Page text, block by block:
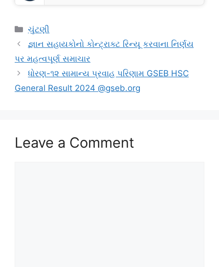
Categories
ચુંટણી
જ્ઞાન સહાયકોનો કોન્ટ્રાક્ટ રિન્યૂ કરવાના નિર્ણય
પર મહત્વપૂર્ણ સમાચાર
ધોરણ-૧૨ સામાન્ય પ્રવાહ પરિણામ GSEB HSC
General Result 2024 @gseb.org
Leave a Comment